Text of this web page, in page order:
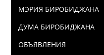
МЭРИЯ БИРОБИДЖАНА
ДУМА БИРОБИДЖАНА
ОБЪЯВЛЕНИЯ